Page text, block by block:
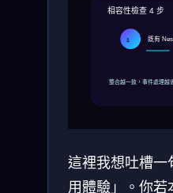
相容性檢查 4 步
1 既有
整合越一致，事件處理越
這裡我想吐槽
用體驗」。你